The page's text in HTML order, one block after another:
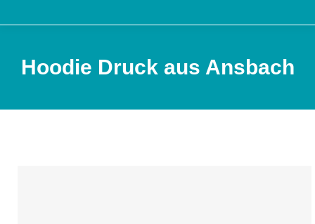
Hoodie Druck aus Ansbach